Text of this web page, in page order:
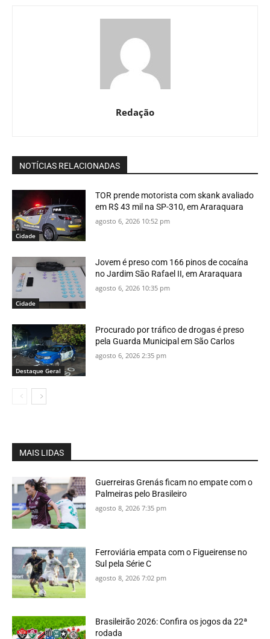
Redação
NOTÍCIAS RELACIONADAS
Cidade
TOR prende motorista com skank avaliado
em R$ 43 mil na SP-310, em Araraquara
agosto 6, 2026 10:52 pm
Cidade
Jovem é preso com 166 pinos de cocaína
no Jardim São Rafael II, em Araraquara
agosto 6, 2026 10:35 pm
Destaque Geral
Procurado por tráfico de drogas é preso
pela Guarda Municipal em São Carlos
agosto 6, 2026 2:35 pm
MAIS LIDAS
Guerreiras Grenás ficam no empate com o
Palmeiras pelo Brasileiro
agosto 8, 2026 7:35 pm
Ferroviária empata com o Figueirense no
Sul pela Série C
agosto 8, 2026 7:02 pm
Brasileirão 2026: Confira os jogos da 22ª
rodada